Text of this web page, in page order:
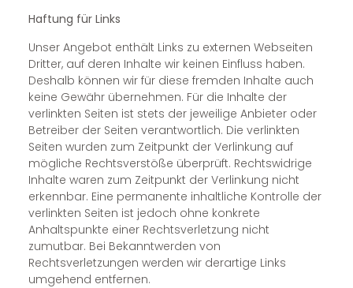
Haftung für Links
Unser Angebot enthält Links zu externen Webseiten
Dritter, auf deren Inhalte wir keinen Einfluss haben.
Deshalb können wir für diese fremden Inhalte auch
keine Gewähr übernehmen. Für die Inhalte der
verlinkten Seiten ist stets der jeweilige Anbieter oder
Betreiber der Seiten verantwortlich. Die verlinkten
Seiten wurden zum Zeitpunkt der Verlinkung auf
mögliche Rechtsverstöße überprüft. Rechtswidrige
Inhalte waren zum Zeitpunkt der Verlinkung nicht
erkennbar. Eine permanente inhaltliche Kontrolle der
verlinkten Seiten ist jedoch ohne konkrete
Anhaltspunkte einer Rechtsverletzung nicht
zumutbar. Bei Bekanntwerden von
Rechtsverletzungen werden wir derartige Links
umgehend entfernen.